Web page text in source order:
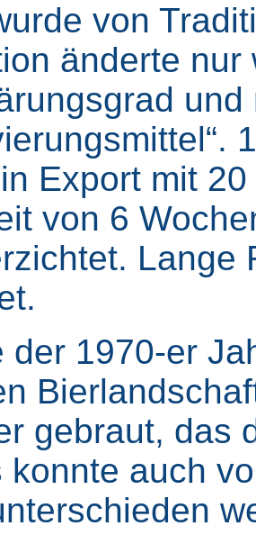
von
änderte
Export mit
von 6
Lange
der 1970-er
gebraut, das
konnte auch